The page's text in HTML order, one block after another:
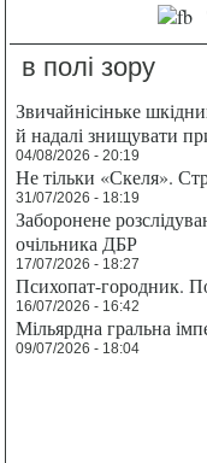
в полі зору
Звичайнісіньке
й надалі знищувати
04/08/2026 - 20:19
Не тільки «Скеля».
31/07/2026 - 18:19
Заборонене
очільника ДБР
17/07/2026 - 18:27
Психопат-городник.
16/07/2026 - 16:42
Мільярдна гральна
09/07/2026 - 18:04